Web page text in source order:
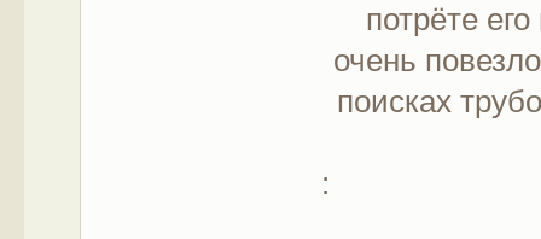
потрёте
очень
поисках
: